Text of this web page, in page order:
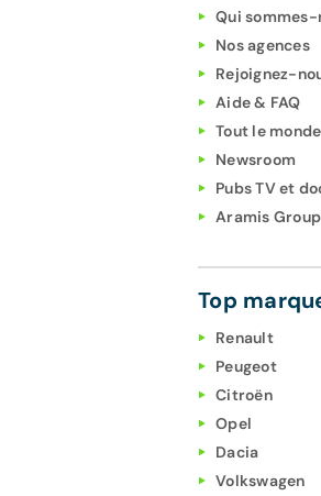
Qui sommes-
Nos agences
Rejoignez-
Aide & FAQ
Tout le
Newsroom
Pubs TV et
Aramis Group
Top
Renault
Peugeot
Citroën
Opel
Dacia
Volkswagen